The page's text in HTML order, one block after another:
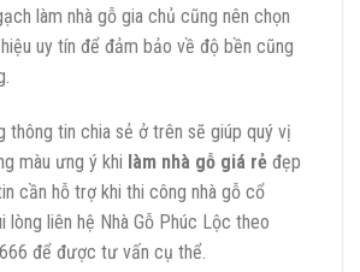
làm nhà gỗ gia chủ cũng nên chọn
uy tín để đảm bảo về độ bền cũng
thông tin chia sẻ ở trên sẽ giúp quý vị
màu ưng ý khi làm nhà gỗ giá rẻ đẹp
cần hỗ trợ khi thi công nhà gỗ cổ
lòng liên hệ Nhà Gỗ Phúc Lộc theo
để được tư vấn cụ thể.